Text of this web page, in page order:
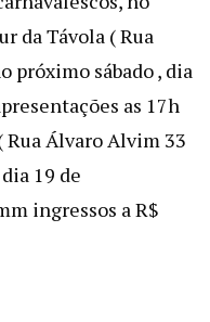
da Távola ( Rua
próximo sábado , dia
as 17h
Álvaro Alvim 33
19 de
ingressos a R$